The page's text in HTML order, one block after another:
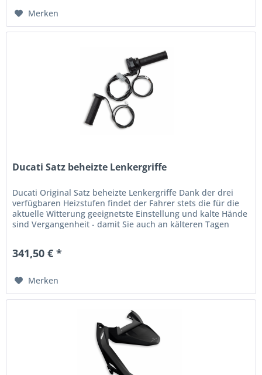
Merken
Ducati Satz beheizte Lenkergriffe
Ducati Original Satz beheizte Lenkergriffe Dank der drei
verfügbaren Heizstufen findet der Fahrer stets die für die
aktuelle Witterung geeignetste Einstellung und kalte Hände
sind Vergangenheit - damit Sie auch an kälteren Tagen
341,50 € *
Merken